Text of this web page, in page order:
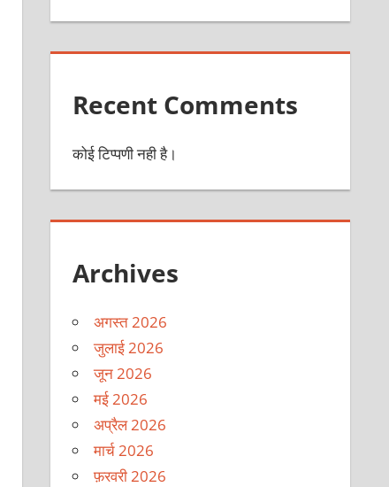
Recent Comments
कोई टिप्पणी नही है।
Archives
अगस्त 2026
जुलाई 2026
जून 2026
मई 2026
अप्रैल 2026
मार्च 2026
फ़रवरी 2026